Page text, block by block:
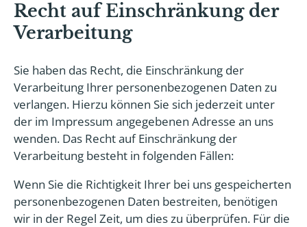
Recht auf Einschränkung der
Verarbeitung
Sie haben das Recht, die Einschränkung der
Verarbeitung Ihrer personenbezogenen Daten zu
verlangen. Hierzu können Sie sich jederzeit unter
der im Impressum angegebenen Adresse an uns
wenden. Das Recht auf Einschränkung der
Verarbeitung besteht in folgenden Fällen:
Wenn Sie die Richtigkeit Ihrer bei uns gespeicherten
personenbezogenen Daten bestreiten, benötigen
wir in der Regel Zeit, um dies zu überprüfen. Für die